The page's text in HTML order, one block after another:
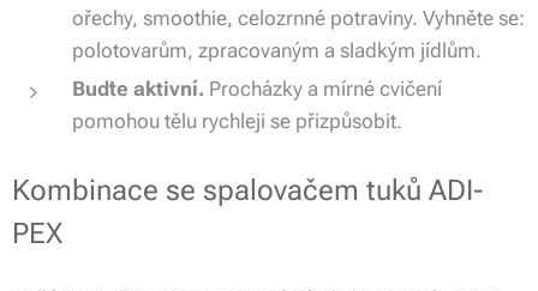
ořechy, smoothie, celozrnné potraviny. Vyhněte se:
polotovarům, zpracovaným a sladkým jídlům.
Buďte aktivní. Procházky a mírné cvičení
pomohou tělu rychleji se přizpůsobit.
Kombinace se spalovačem tuků ADI-
PEX